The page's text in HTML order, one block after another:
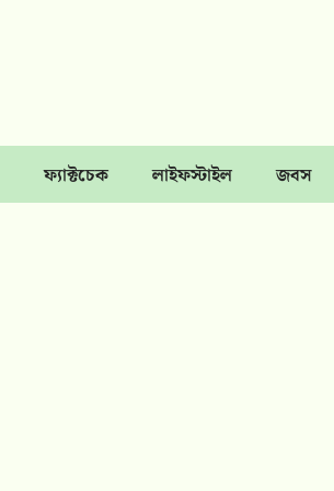
ফ্যাক্টচেক লাইফস্টাইল জবস